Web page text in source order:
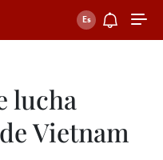
lucha
Vietnam